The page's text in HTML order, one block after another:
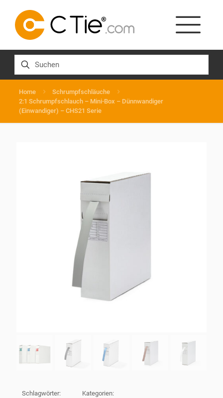
Home
Schrumpfschläuche
2:1 Schrumpfschlauch – Mini-Box – Dünnwandiger
(Einwandiger) – CHS21 Serie
Schlagwörter:
Kategorien: